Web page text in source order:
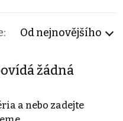
Od nejnovějšího
žádná
a nebo zadejte